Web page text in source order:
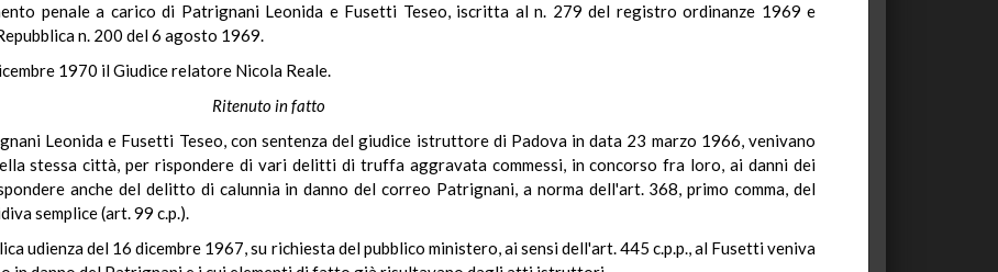
penale a carico di Patrignani Leonida e Fusetti Teseo, iscritta al n. 279 del registro ordinanze 1969 e
n. 200 del 6 agosto 1969.
1970 il Giudice relatore Nicola Reale.
Ritenuto in fatto
Leonida e Fusetti Teseo, con sentenza del giudice istruttore di Padova in data 23 marzo 1966, venivano
stessa città, per rispondere di vari delitti di truffa aggravata commessi, in concorso fra loro, ai danni dei
anche del delitto di calunnia in danno del correo Patrignani, a norma dell'art. 368, primo comma, del
semplice (art. 99 c.p.).
udienza del 16 dicembre 1967, su richiesta del pubblico ministero, ai sensi dell'art. 445 c.p.p., al Fusetti veniva